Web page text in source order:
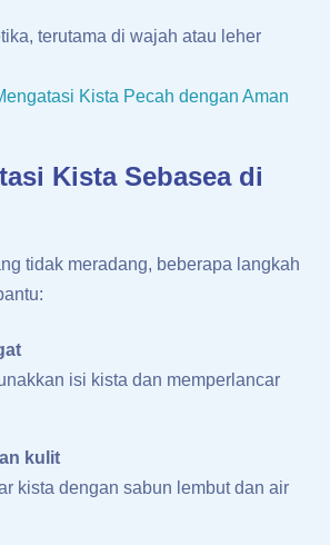
terutama di wajah atau leher
Kista Pecah dengan Aman
Kista Sebasea di
tidak meradang, beberapa langkah
isi kista dan memperlancar
kulit
kista dengan sabun lembut dan air